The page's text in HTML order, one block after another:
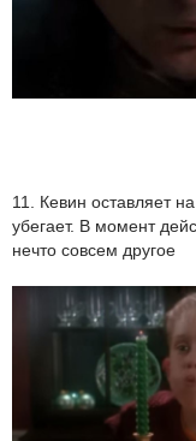
11. Кевин оставляет
убегает. В момент
нечто совсем другое